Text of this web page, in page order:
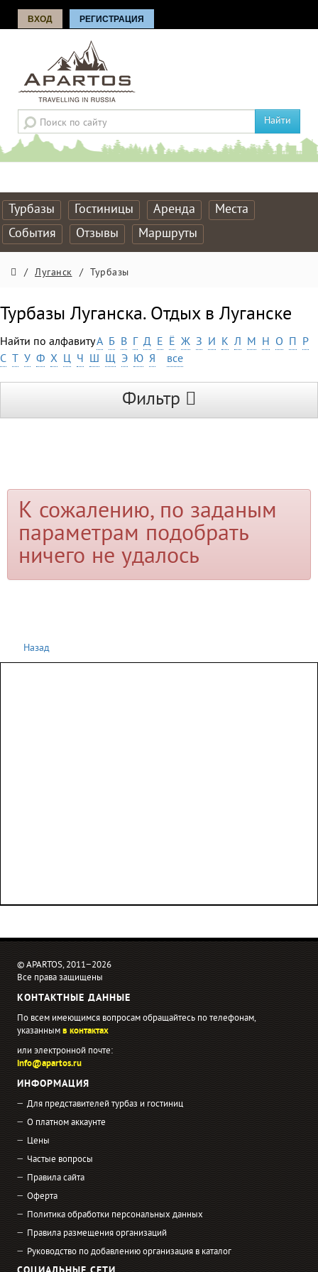
ВХОД РЕГИСТРАЦИЯ
Найти
Турбазы Гостиницы Аренда
Места
События
Отзывы Маршруты
/ Луганск / Турбазы
Турбазы Луганска. Отдых в Луганске
Найти по алфавитуА Б В Г Д Е Ё Ж З И К Л М Н О П Р
С Т У Ф Х Ц Ч Ш Щ Э Ю Я все
Фильтр
К сожалению, по заданым
параметрам подобрать
ничего не удалось
Назад
© APARTOS, 2011−2026
Все права защищены
КОНТАКТНЫЕ ДАННЫЕ
По всем имеющимся вопросам обращайтесь по телефонам,
указаннымв контактах
или электронной почте:
info@apartos.ru
ИНФОРМАЦИЯ
Для представителей турбаз и гостиниц
О платном аккаунте
Цены
Частые вопросы
Правила сайта
Оферта
Политика обработки персональных данных
Правила размещения организаций
Руководство по добавлению организация в каталог